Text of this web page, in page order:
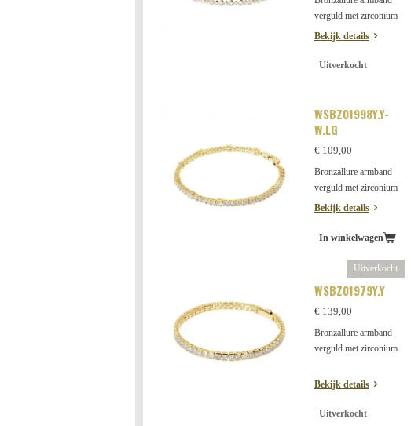
verguld met zirconium
Bekijk details
Uitverkocht
WSBZ01998Y.Y-
W.LG
€ 109,00
Bronzallure armband
verguld met zirconium
Bekijk details
In winkelwagen
Uitverkocht
WSBZ01979Y.Y
€ 139,00
Bronzallure armband
verguld met zirconium
Bekijk details
Uitverkocht